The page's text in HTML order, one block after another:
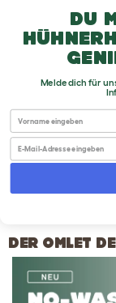
DER OMLET
Du
Melde dich für
First name
Email